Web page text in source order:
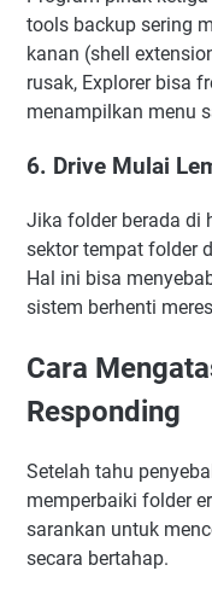
tools backup sering
kanan (shell
rusak, Explorer bisa
menampilkan menu
6. Drive Mulai
Jika folder berada di
sektor tempat folder
Hal ini bisa
sistem berhenti
Cara
Responding
Setelah tahu
memperbaiki folder
sarankan untuk
secara bertahap.